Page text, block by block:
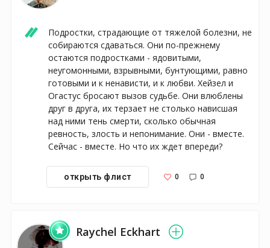
Подростки, страдающие от тяжелой болезни, не
собираются сдаваться. Они по-прежнему
остаются подростками - ядовитыми,
неугомонными, взрывными, бунтующими, равно
готовыми и к ненависти, и к любви. Хейзел и
Огастус бросают вызов судьбе. Они влюблены
друг в друга, их терзает не столько нависшая
над ними тень смерти, сколько обычная
ревность, злость и непонимание. Они - вместе.
Сейчас - вместе. Но что их ждет впереди?
открыть флист 0 0
Raychel Eckhart